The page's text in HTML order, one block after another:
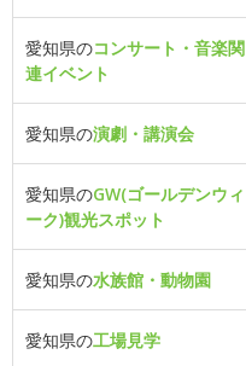
愛知県のコンサート・音楽関
連イベント
愛知県の演劇・講演会
愛知県のGW(ゴールデンウィ
ーク)観光スポット
愛知県の水族館・動物園
愛知県の工場見学